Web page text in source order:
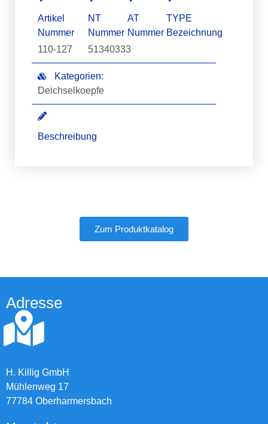
Artikel
Nummer
110-127
NT
Nummer
51340333
AT
Nummer
TYPE
Bezeichnung
Kategorien:
Deichselkoepfe
Beschreibung
Zum Produktkatalog
Adresse
H. Killig GmbH
Mühlenweg 17
77784 Oberharmersbach